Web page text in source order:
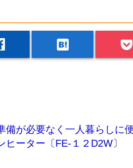
hatenabookmark
備が必要なく一人暮らしに
ヒーター〔FE-１２D2W〕